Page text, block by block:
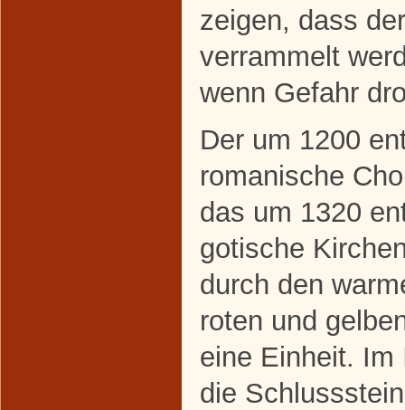
zeigen, dass
verrammelt
wenn Gefahr
Der um 1200
romanische
das um 1320
gotische
durch den
roten und
eine Einheit. Im
die